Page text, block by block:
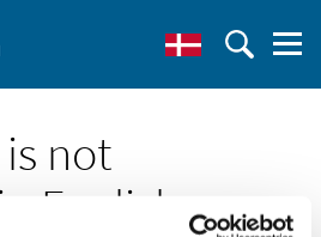
not
English